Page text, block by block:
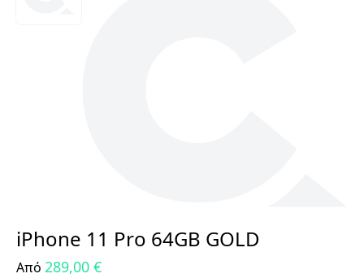
iPhone 11 Pro 64GB GOLD
Από 289,00 €